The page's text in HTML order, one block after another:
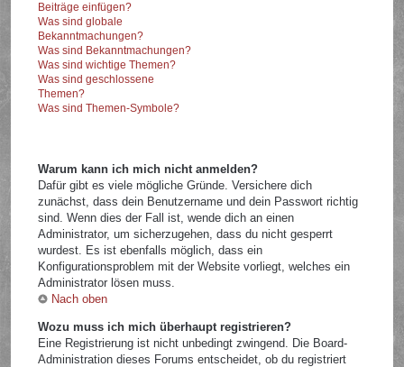
Beiträge einfügen?
Was sind globale
Bekanntmachungen?
Was sind Bekanntmachungen?
Was sind wichtige Themen?
Was sind geschlossene
Themen?
Was sind Themen-Symbole?
Warum kann ich mich nicht anmelden?
Dafür gibt es viele mögliche Gründe. Versichere dich
zunächst, dass dein Benutzername und dein Passwort richtig
sind. Wenn dies der Fall ist, wende dich an einen
Administrator, um sicherzugehen, dass du nicht gesperrt
wurdest. Es ist ebenfalls möglich, dass ein
Konfigurationsproblem mit der Website vorliegt, welches ein
Administrator lösen muss.
Nach oben
Wozu muss ich mich überhaupt registrieren?
Eine Registrierung ist nicht unbedingt zwingend. Die Board-
Administration dieses Forums entscheidet, ob du registriert